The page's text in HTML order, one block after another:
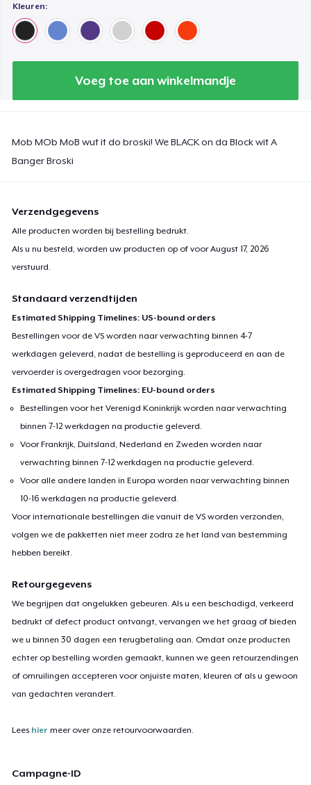
Kleuren:
Voeg toe aan winkelmandje
Mob MOb MoB wut it do broski! We BLACK on da Block wit A
Banger Broski
Verzendgegevens
Alle producten worden bij bestelling bedrukt.
Als u nu besteld, worden uw producten op of voorAugust 17, 2026
verstuurd.
Standaard verzendtijden
Estimated Shipping Timelines: US-bound orders
Bestellingen voor de VS worden naar verwachting binnen 4-7
werkdagen geleverd, nadat de bestelling is geproduceerd en aan de
vervoerder is overgedragen voor bezorging.
Estimated Shipping Timelines: EU-bound orders
Bestellingen voor het Verenigd Koninkrijk worden naar verwachting
binnen 7-12 werkdagen na productie geleverd.
Voor Frankrijk, Duitsland, Nederland en Zweden worden naar
verwachting binnen 7-12 werkdagen na productie geleverd.
Voor alle andere landen in Europa worden naar verwachting binnen
10-16 werkdagen na productie geleverd.
Voor internationale bestellingen die vanuit de VS worden verzonden,
volgen we de pakketten niet meer zodra ze het land van bestemming
hebben bereikt.
Retourgegevens
We begrijpen dat ongelukken gebeuren. Als u een beschadigd, verkeerd
bedrukt of defect product ontvangt, vervangen we het graag of bieden
we u binnen 30 dagen een terugbetaling aan. Omdat onze producten
echter op bestelling worden gemaakt, kunnen we geen retourzendingen
of omruilingen accepteren voor onjuiste maten, kleuren of als u gewoon
van gedachten verandert.
Lees hier meer over onze retourvoorwaarden.
Campagne-ID